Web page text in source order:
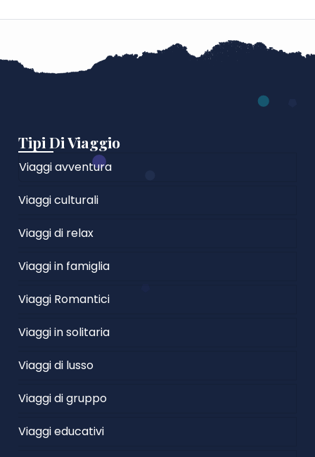
Tipi Di Viaggio
Viaggi avventura
Viaggi culturali
Viaggi di relax
Viaggi in famiglia
Viaggi Romantici
Viaggi in solitaria
Viaggi di lusso
Viaggi di gruppo
Viaggi educativi